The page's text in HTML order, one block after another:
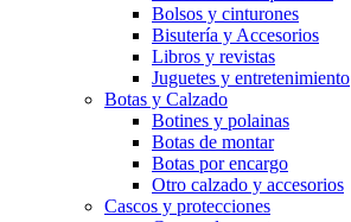
Bolsos y cinturones
Bisutería y Accesorios
Libros y revistas
Juguetes y entretenimiento
Botas y Calzado
Botines y polainas
Botas de montar
Botas por encargo
Otro calzado y accesorios
Cascos y protecciones